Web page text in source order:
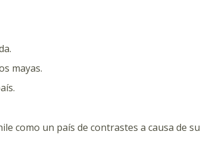
mayas.
como un país de contrastes a causa de su